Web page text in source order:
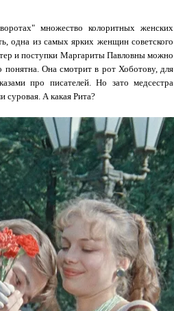
множество колоритных женских
одна из самых ярких женщин советского
и поступки Маргариты Павловны можно
Она смотрит в рот Хоботову, для
про писателей. Но зато медсестра
суровая. А какая Рита?